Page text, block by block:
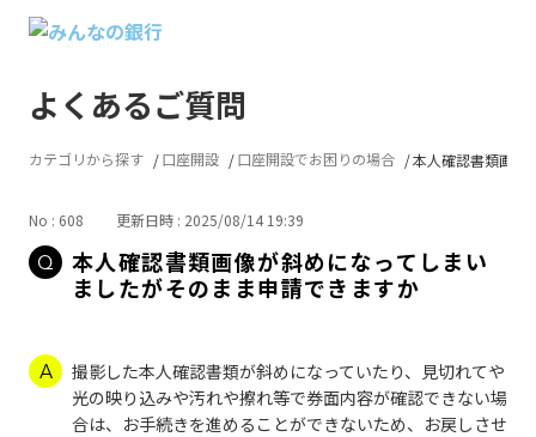
よくあるご質問
カテゴリから探す 口座開設 口座開設でお困りの場合 本人確認書類画像
No : 608 更新日時 : 2025/08/14 19:39
本人確認書類画像が斜めになってしまい
ましたがそのまま申請できますか
撮影した本人確認書類が斜めになっていたり、見切れてや
光の映り込みや汚れや擦れ等で券面内容が確認できない場
合は、お手続きを進めることができないため、お戻しさせ